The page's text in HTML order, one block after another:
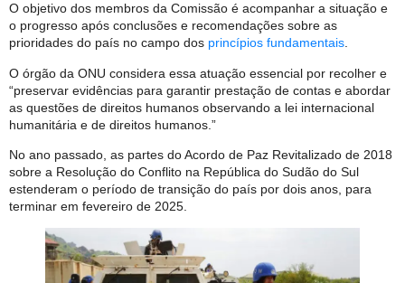
O objetivo dos membros da Comissão é acompanhar a situação e
o progresso após conclusões e recomendações sobre as
prioridades do país no campo dos princípios fundamentais.
O órgão da ONU considera essa atuação essencial por recolher e
“preservar evidências para garantir prestação de contas e abordar
as questões de direitos humanos observando a lei internacional
humanitária e de direitos humanos.”
No ano passado, as partes do Acordo de Paz Revitalizado de 2018
sobre a Resolução do Conflito na República do Sudão do Sul
estenderam o período de transição do país por dois anos, para
terminar em fevereiro de 2025.